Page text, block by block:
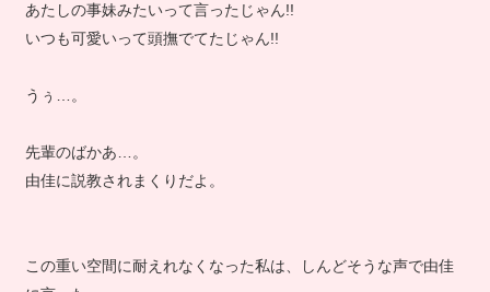
あたしの事妹みたいって言ったじゃん!!
いつも可愛いって頭撫でてたじゃん!!
うぅ…。
先輩のばかあ…。
由佳に説教されまくりだよ。
この重い空間に耐えれなくなった私は、しんどそうな声で由佳